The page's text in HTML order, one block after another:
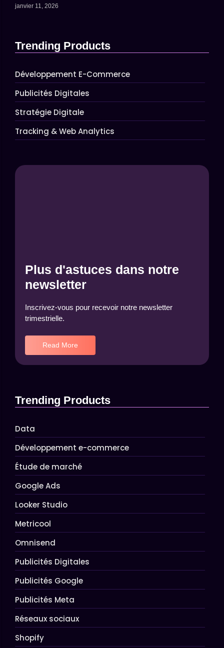
janvier 11, 2026
Trending Products
Développement E-Commerce
Publicités Digitales
Stratégie Digitale
Tracking & Web Analytics
Plus d'astuces dans notre
newsletter
Inscrivez-vous pour recevoir notre newsletter
trimestrielle.
Read More
Trending Products
Data
Développement e-commerce
Étude de marché
Google Ads
Looker Studio
Metricool
Omnisend
Publicités Digitales
Publicités Google
Publicités Meta
Réseaux sociaux
Shopify